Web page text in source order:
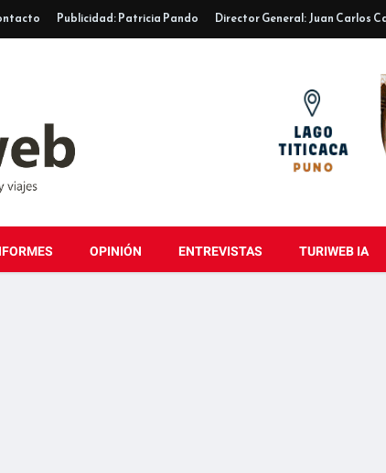
Publicidad: Patricia Pando Director General: Juan Carlos
OPINIÓN ENTREVISTAS TURIWEB IA